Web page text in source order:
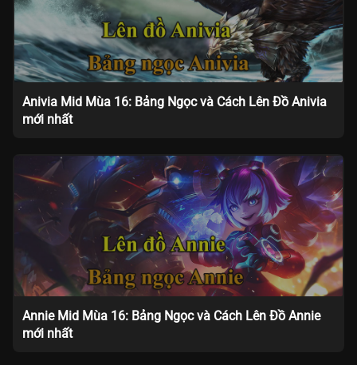
Anivia Mid Mùa 16: Bảng Ngọc và Cách Lên Đồ Anivia
mới nhất
Annie Mid Mùa 16: Bảng Ngọc và Cách Lên Đồ Annie
mới nhất